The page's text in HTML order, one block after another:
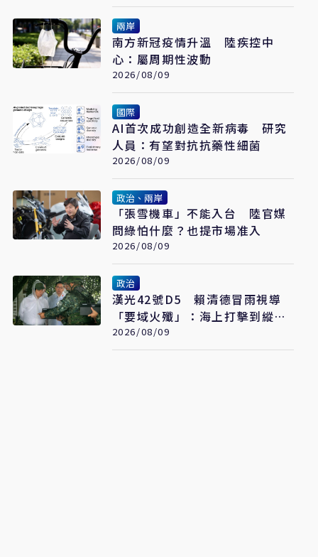
兩岸
南方新冠疫情升溫 陸疾控中
心：屬周期性波動
2026/08/09
國際
AI首次成功創造全新病毒 研究
人員：有望對抗抗藥性細菌
2026/08/09
政治、兩岸
「張雪機車」不能入台 陸官媒
問綠怕什麼？也提市場准入
2026/08/09
政治
漢光42號D5 賴清德冒雨視導
「要域火殲」：海上打擊到縱深
防禦驗證整體戰力
2026/08/09